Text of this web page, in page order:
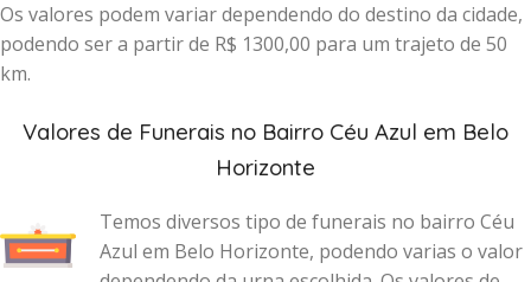
Os valores podem variar dependendo do destino da cidade,
podendo ser a partir de R$ 1300,00 para um trajeto de 50
km.
Valores de Funerais no Bairro Céu Azul em Belo
Horizonte
Temos diversos tipo de funerais no bairro Céu
Azul em Belo Horizonte, podendo varias o valor